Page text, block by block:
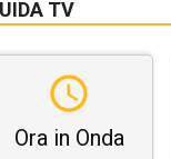
TV
Ora in Onda